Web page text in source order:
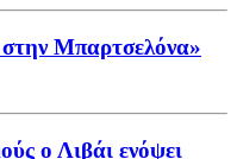
Μπαρτσελόνα»
ο Λιβάι ενόψει